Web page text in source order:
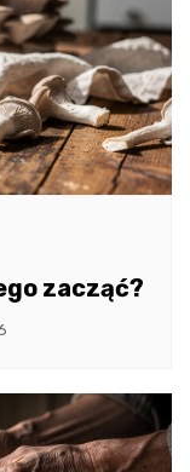
zacząć?